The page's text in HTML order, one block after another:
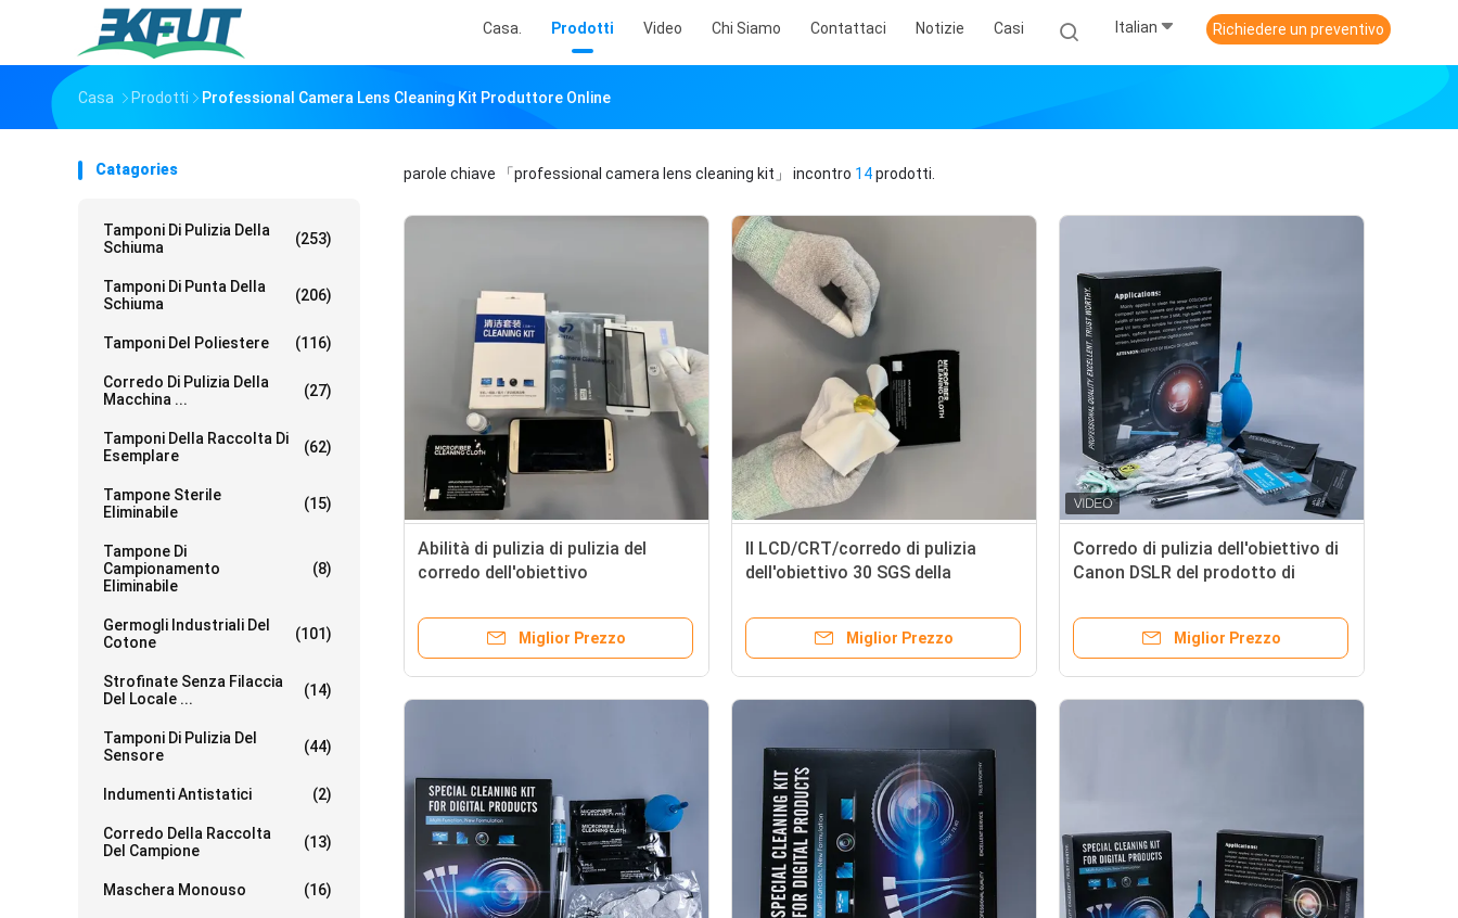
Casa. Prodotti Video Chi Siamo Contattaci Notizie Casi Italian Richiedere un preventivo
Casa Prodotti Professional Camera Lens Cleaning Kit Produttore Online
Catagories
Tamponi Di Pulizia Della
Schiuma
(253)
Tamponi Di Punta Della
Schiuma
(206)
Tamponi Del Poliestere (116)
Corredo Di Pulizia Della
Macchina ...
(27)
Tamponi Della Raccolta Di
Esemplare
(62)
Tampone Sterile
Eliminabile
(15)
Tampone Di
Campionamento
Eliminabile
(8)
Germogli Industriali Del
Cotone
(101)
Strofinate Senza Filaccia
Del Locale ...
(14)
Tamponi Di Pulizia Del
Sensore
(44)
Indumenti Antistatici (2)
Corredo Della Raccolta
Del Campione
(13)
Maschera Monouso (16)
parole chiave 「professional camera lens cleaning kit」 incontro 14prodotti.
Abilità di pulizia di pulizia del
corredo dell'obiettivo
senza polvere
Miglior Prezzo
Il LCD/CRT/corredo di pulizia
dell'obiettivo 30 SGS della
approvato
Miglior Prezzo
Corredo di pulizia dell'obiettivo di
Canon DSLR del prodotto di
telefono cellulare
Miglior Prezzo